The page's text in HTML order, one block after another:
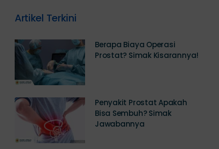
Berapa Biaya Operasi
Penyakit Prostat Apakah
Bisa Sembuh? Simak